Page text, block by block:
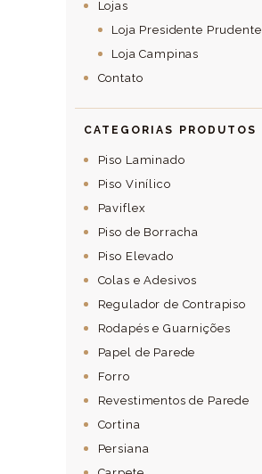
Lojas
Loja Presidente Prudente
Loja Campinas
Contato
CATEGORIAS PRODUTOS
Piso Laminado
Piso Vinílico
Paviflex
Piso de Borracha
Piso Elevado
Colas e Adesivos
Regulador de Contrapiso
Rodapés e Guarnições
Papel de Parede
Forro
Revestimentos de Parede
Cortina
Persiana